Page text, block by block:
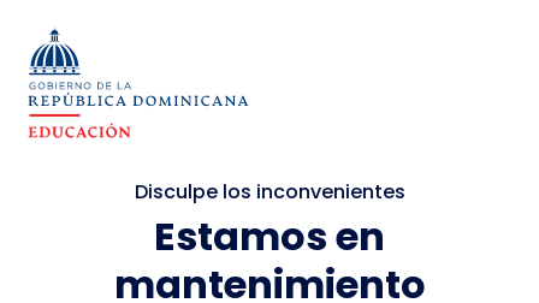
Disculpe los inconvenientes
Estamos en
mantenimiento